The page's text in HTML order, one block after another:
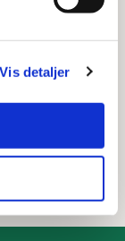
Vis detaljer